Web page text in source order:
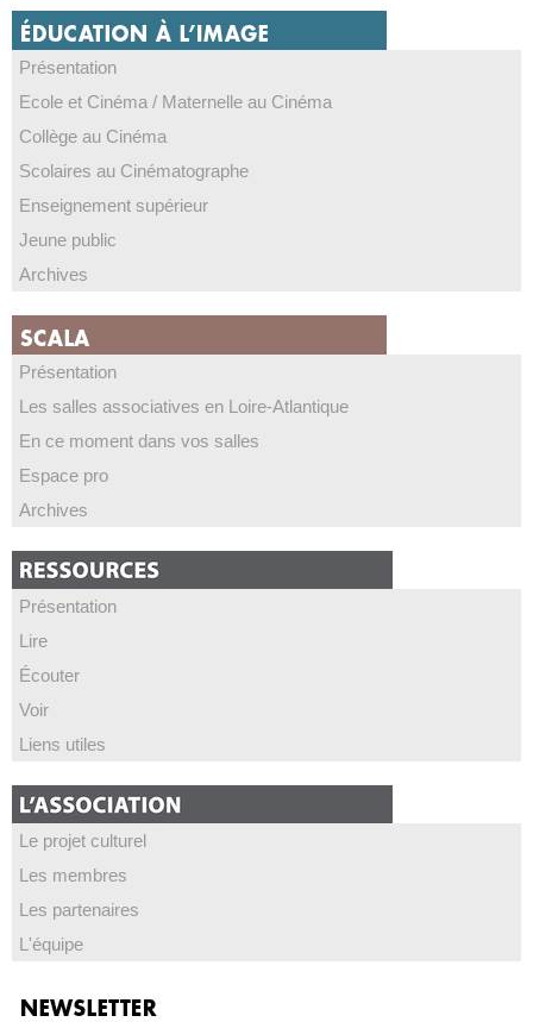
Présentation
Ecole et Cinéma / Maternelle au Cinéma
Collège au Cinéma
Scolaires au Cinématographe
Enseignement supérieur
Jeune public
Archives
Présentation
Les salles associatives en Loire-Atlantique
En ce moment dans vos salles
Espace pro
Archives
Présentation
Lire
Écouter
Voir
Liens utiles
Le projet culturel
Les membres
Les partenaires
L'équipe